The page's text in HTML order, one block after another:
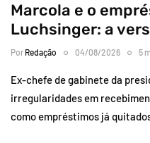
Marcola e o
Luchsinger: a
Por Redação 04/08/2026 5
Ex-chefe de gabinete da
irregularidades em
como empréstimos já